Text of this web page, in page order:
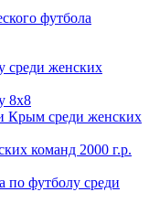
футбола
среди женских
8х8
Крым среди женских
команд 2000 г.р.
по футболу среди